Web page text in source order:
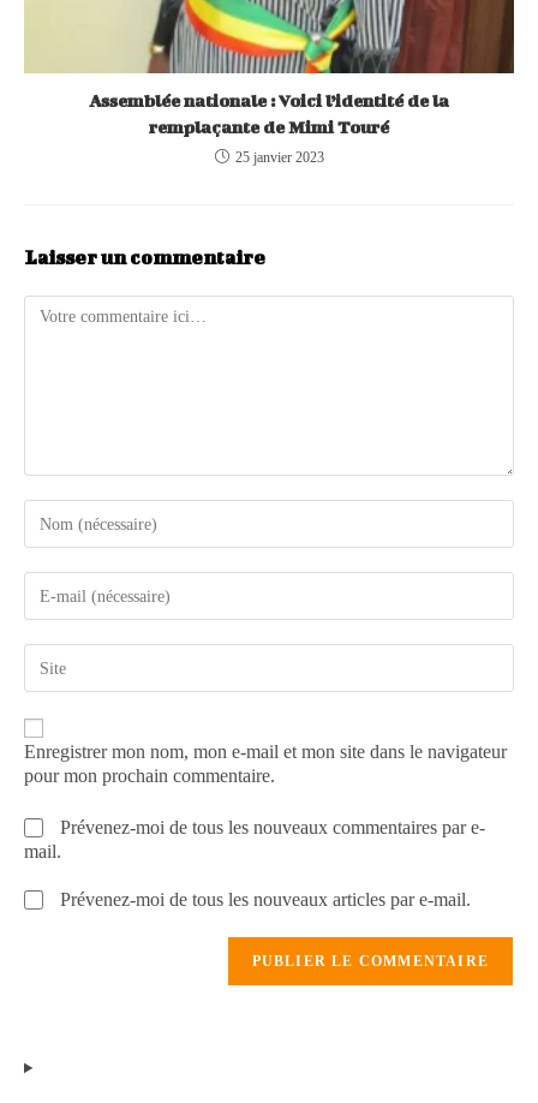
Assemblée nationale : Voici l’identité de la
remplaçante de Mimi Touré
25 janvier 2023
Laisser un commentaire
Enregistrer mon nom, mon e-mail et mon site dans le navigateur
pour mon prochain commentaire.
Prévenez-moi de tous les nouveaux commentaires par e-
mail.
Prévenez-moi de tous les nouveaux articles par e-mail.